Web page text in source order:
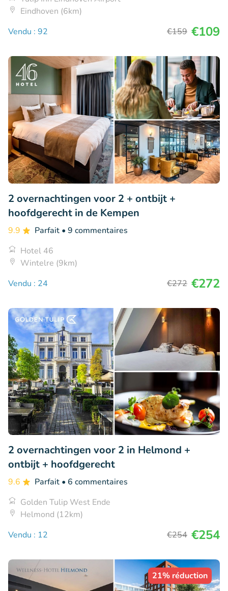
Eindhoven (6km)
Vendu : 92
€159 €109
2 overnachtingen voor 2 + ontbijt +
hoofdgerecht in de Kempen
9.9 Parfait • 9 commentaires
Hotel 46
Wintelre (9km)
Vendu : 24
€272 €272
2 overnachtingen voor 2 in Helmond +
ontbijt + hoofdgerecht
9.6 Parfait • 6 commentaires
Golden Tulip West Ende
Helmond (12km)
Vendu : 12
€254 €254
21% réduction